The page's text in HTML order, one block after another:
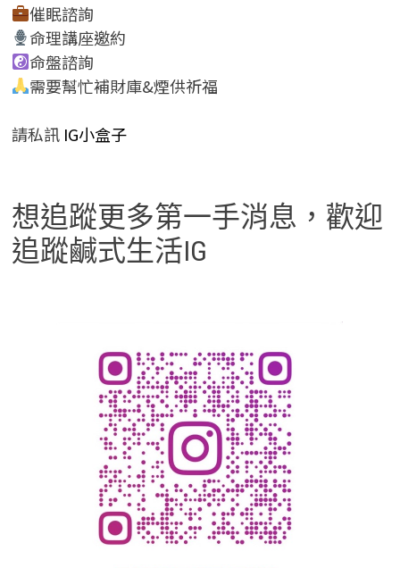
催眠諮詢
命理講座邀約
命盤諮詢
需要幫忙補財庫&煙供祈福
請私訊IG小盒子
想追蹤更多第一手消息，歡迎
追蹤鹹式生活IG